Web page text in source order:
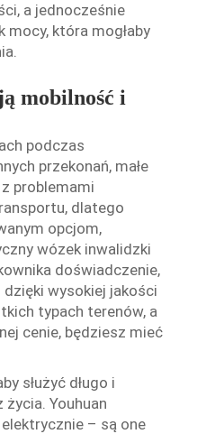
a jednocześnie
mocy, która mogłaby
mobilność i
podczas
przekonań, małe
problemami
dlatego
opcjom,
wózek inwalidzki
doświadczenie,
wysokiej jakości
typach terenów, a
cenie, będziesz mieć
służyć długo i
Youhuan
– są one